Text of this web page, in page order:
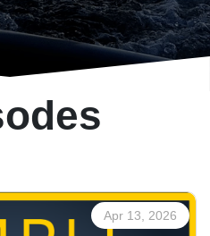
Apr 13, 2026